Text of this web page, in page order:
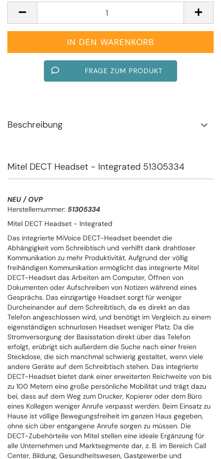
FRAGE ZUM PRODUKT
Beschreibung
Mitel DECT Headset - Integrated 51305334
NEU / OVP
Herstellernummer: 51305334
Mitel DECT Headset - Integrated
Das integrierte MiVoice DECT-Headset beendet die
Abhängigkeit vom Schreibtisch und verhilft dank drahtloser
Kommunikation zu mehr Produktivität. Aufgrund der völlig
freihändigen Kommunikation ermöglicht das integrierte Mitel
DECT-Headset das Arbeiten am Computer, Öffnen von
Dokumenten oder Aufschreiben von Notizen während eines
Gesprächs. Das einzigartige Headset sorgt für weniger
Durcheinander auf dem Schreibtisch, da es direkt an das
Telefon angeschlossen wird, und benötigt im Vergleich zu einem
eigenständigen schnurlosen Headset weniger Platz. Da die
Stromversorgung der Basisstation direkt über das Telefon
erfolgt, erübrigt sich außerdem die Suche nach einer freien
Steckdose, die sich manchmal schwierig gestaltet, wenn viele
andere Geräte auf dem Schreibtisch stehen. Das integrierte
DECT-Headset bietet dank einer erweiterten Reichweite von bis
zu 100 Metern eine große persönliche Mobilität und trägt dazu
bei, dass auf dem Weg zum Drucker, Kopierer oder dem Büro
eines Kollegen weniger Anrufe verpasst werden. Beim Einsatz zu
Hause ist völlige Bewegungsfreiheit im ganzen Haus gegeben,
ohne sich über entgangene Anrufe sorgen zu müssen. Die
DECT-Zubehörteile von Mitel stellen eine ideale Ergänzung für
alle Unternehmen und Marktsegmente dar, z. B. im Bereich Call
Center, Bildung, Gesundheitswesen, Gastgewerbe und